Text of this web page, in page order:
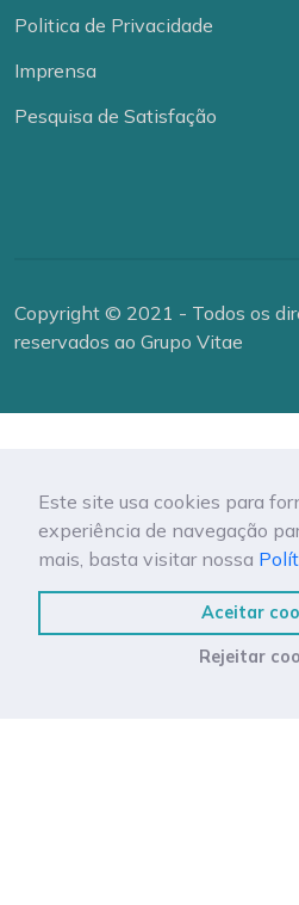
Nefrologia
Neurologia
Neuropsicologia
Politica de Privacidade
Imprensa
Pesquisa de Satisfação
Copyright © 2021 - Todos os
reservados ao Grupo Vitae
Este site usa cookies para
experiência de navegação
mais, basta visitar nossa
Aceitar
Rejeitar